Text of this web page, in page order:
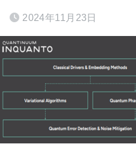
2024年11月23日